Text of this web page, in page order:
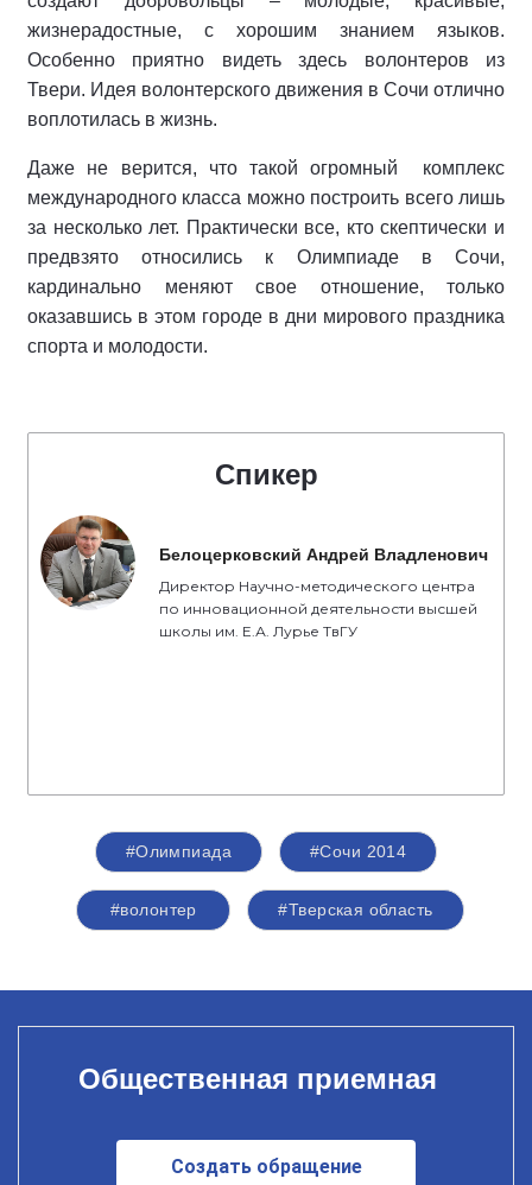
жизнерадостные, с хорошим знанием языков.
Особенно приятно видеть здесь волонтеров из
Твери. Идея волонтерского движения в Сочи отлично
воплотилась в жизнь.
Даже не верится, что такой огромный комплекс
международного класса можно построить всего лишь
за несколько лет. Практически все, кто скептически и
предвзято относились к Олимпиаде в Сочи,
кардинально меняют свое отношение, только
оказавшись в этом городе в дни мирового праздника
спорта и молодости.
Спикер
Белоцерковский Андрей Владленович
Директор Научно-методического центра
по инновационной деятельности высшей
школы им. Е.А. Лурье ТвГУ
#Олимпиада #Сочи 2014
#волонтер #Тверская область
Общественная приемная
Создать обращение